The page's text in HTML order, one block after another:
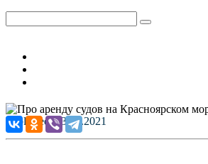
Published: 23.06.2021